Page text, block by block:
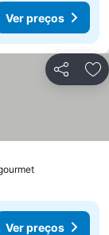
Ver preços
Partilhar
Ver preços